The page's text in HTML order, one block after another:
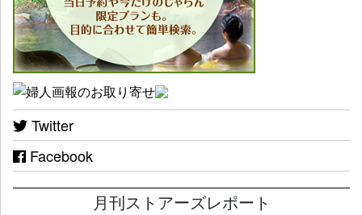
Twitter
Facebook
月刊ストアーズレポート